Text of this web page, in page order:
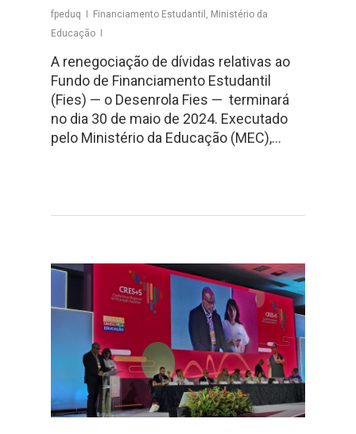
fpeduq Financiamento Estudantil , Ministério da
Educação
A renegociação de dívidas relativas ao
Fundo de Financiamento Estudantil
(Fies) — o Desenrola Fies — terminará
no dia 30 de maio de 2024. Executado
pelo Ministério da Educação (MEC),…